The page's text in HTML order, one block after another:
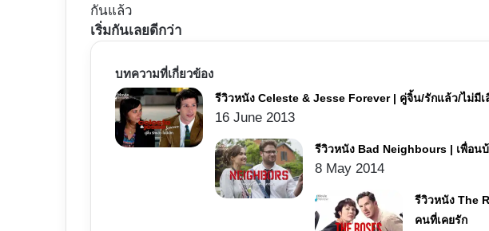
กันแล้ว
เริ่มกันเลยดีกว่า
บทความที่เกี่ยวข้อง
รีวิวหนัง Celeste & Jesse Forever | คู่จิ้น/รักแล้ว/ไม่มีเ
16 June 2013
รีวิวหนัง Bad Neighbours | เพื่อน
8 May 2014
รีวิวหนัง The
คนที่เคยรัก